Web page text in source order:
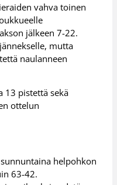
vahva toinen
jälkeen 7-22.
mutta
naulanneen
13 pistettä sekä
ottelun
helpohkon
63-42.